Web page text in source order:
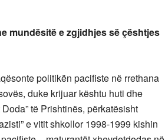
mundësitë e zgjidhjes së çështjes
politikën pacifiste në rrethana
duke krijuar kështu huti dhe
të Prishtinës, përkatësisht
e vitit shkollor 1998-1999 kishin